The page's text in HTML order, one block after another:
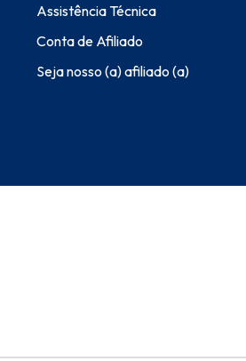
Assistência Técnica
Conta de Afiliado
Seja nosso (a) afiliado (a)